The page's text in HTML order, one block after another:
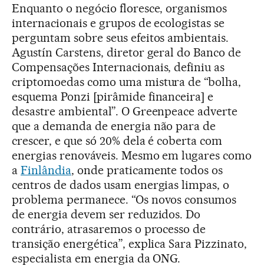
Enquanto o negócio floresce, organismos
internacionais e grupos de ecologistas se
perguntam sobre seus efeitos ambientais.
Agustín Carstens, diretor geral do Banco de
Compensações Internacionais, definiu as
criptomoedas como uma mistura de “bolha,
esquema Ponzi [pirâmide financeira] e
desastre ambiental”. O Greenpeace adverte
que a demanda de energia não para de
crescer, e que só 20% dela é coberta com
energias renováveis. Mesmo em lugares como
a Finlândia, onde praticamente todos os
centros de dados usam energias limpas, o
problema permanece. “Os novos consumos
de energia devem ser reduzidos. Do
contrário, atrasaremos o processo de
transição energética”, explica Sara Pizzinato,
especialista em energia da ONG.